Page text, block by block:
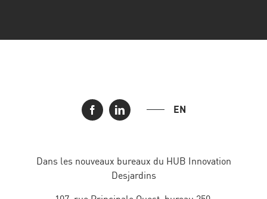
EN
Dans les nouveaux bureaux du HUB Innovation
Desjardins